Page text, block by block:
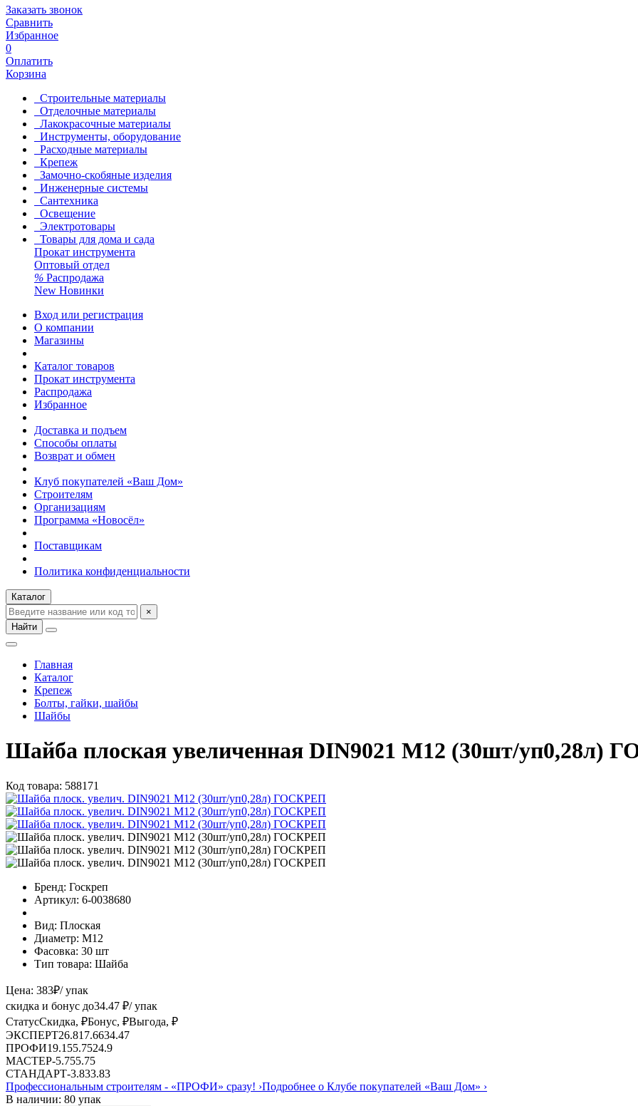
Заказать звонок
Сравнить
Избранное
0
Оплатить
Корзина
Строительные материалы
Отделочные материалы
Лакокрасочные материалы
Инструменты, оборудование
Расходные материалы
Крепеж
Замочно-скобяные изделия
Инженерные системы
Сантехника
Освещение
Электротовары
Товары для дома и сада
Прокат инструмента
Оптовый отдел
% Распродажа
New Новинки
Вход или регистрация
О компании
Магазины
Каталог товаров
Прокат инструмента
Распродажа
Избранное
Доставка и подъем
Способы оплаты
Возврат и обмен
Клуб покупателей «Ваш Дом»
Строителям
Организациям
Программа «Новосёл»
Поставщикам
Политика конфиденциальности
Каталог
×
Найти
Главная
Каталог
Крепеж
Болты, гайки, шайбы
Шайбы
Шайба плоская увеличенная DIN9021 М12 (30шт/уп0,28л)
Код товара: 588171
Бренд: Госкреп
Артикул: 6-0038680
Вид: Плоская
Диаметр: М12
Фасовка: 30 шт
Тип товара: Шайба
Цена: 383₽/ упак
скидка и бонус до34.47 ₽/ упак
СтатусСкидка, ₽Бонус, ₽Выгода, ₽
ЭКСПЕРТ26.81 7.6634.47
ПРОФИ19.155.7524.9
МАСТЕР-5.755.75
СТАНДАРТ-3.833.83
Профессиональным строителям - «ПРОФИ» сразу! ›Подробнее о Клубе покупателей «Ваш Дом» ›
В наличии: 80 упак